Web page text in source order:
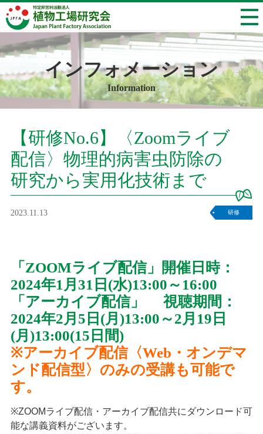
インフォメーション
Information
【研修No.6】〈Zoomライブ
配信〉物理的病害虫防除の
研究から実用化技術まで
2023.11.13 研修
「ZOOMライブ配信」開催日時：
2024年1月31日(水)13:00～16:00
「アーカイブ配信」 視聴期間：
2024年2月5日(月)13:00～2月19日
(月)13:00(15日間)
※アーカイブ配信〈Web・オンデマ
ンド配信型〉のみの受講も可能で
す。
※ZOOMライブ配信・アーカイブ配信共にダウンロード可
能な講義資料がございます。